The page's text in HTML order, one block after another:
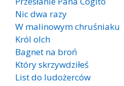
Nic dwa razy
W malinowym chruśniaku
Król olch
Bagnet na broń
Który skrzywdziłeś
List do ludożerców